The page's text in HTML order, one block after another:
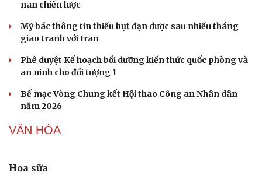
Dinh dưỡng - món ngon
Cây thuốc
Nhi khoa
Nam khoa
Làm đẹp - giảm cân
Phòng mạch online
Ăn sạch sống khỏe
Nhà đẹp
Một số cổ phiếu cần quan tâm 7/8: Cơ hội tiềm năng với
QUÂN SỰ - QUỐC PHÒNG